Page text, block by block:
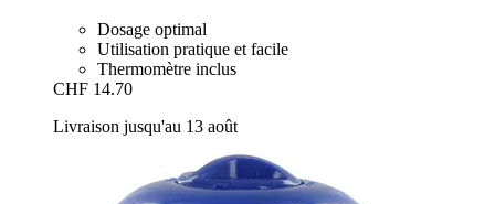
Dosage optimal
Utilisation pratique et facile
Thermomètre inclus
CHF 14.70
Livraison jusqu'au 13 août